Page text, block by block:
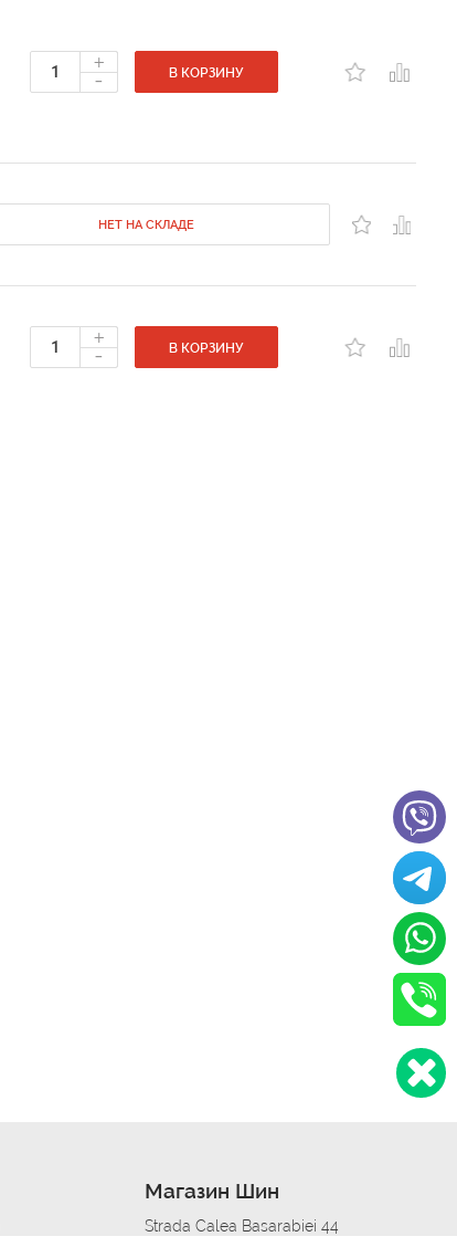
+
- В КОРЗИНУ
НЕТ НА СКЛАДЕ
+
- В КОРЗИНУ
Магазин Шин
Strada Calea Basarabiei 44